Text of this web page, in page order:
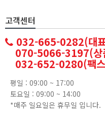
고객센터
032-665-0282(대
070-5066-3197(상
032-652-0280(팩
평일 : 09:00 ~ 17:00
토요일 : 09:00 ~ 14:00
*매주 일요일은 휴무일 입니다.